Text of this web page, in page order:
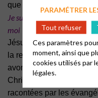
que parce que Jésus
Je suis le chemin, la vérité
moi
Jésus le Christ est le
la relation personnelle
avons une relation
Christ, ce n’est pas
racontées par les
PARAMÉTRER
Tout refuser
Ces paramètres
moment, ainsi que
cookies utilisés par
légales.